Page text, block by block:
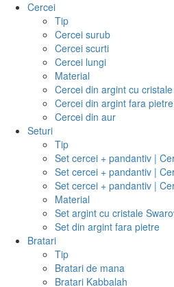
Cercei
Tip
Cercei surub
Cercei scurti
Cercei lungi
Material
Cercei din argint cu
Cercei din argint fara pietre
Cercei din aur
Seturi
Tip
Set cercei + pandantiv |
Set cercei + pandantiv |
Set cercei + pandantiv |
Material
Set argint cu cristale
Set din argint fara pietre
Bratari
Tip
Bratari de mana
Bratari Kabbalah